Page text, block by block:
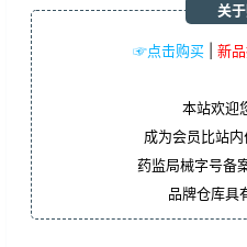
☞点击购买 新
关
本站欢迎
成为会员比站内
药监局械字号备
品牌仓库具